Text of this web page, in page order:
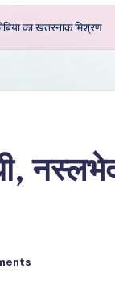
का खतरनाक मिश्रण